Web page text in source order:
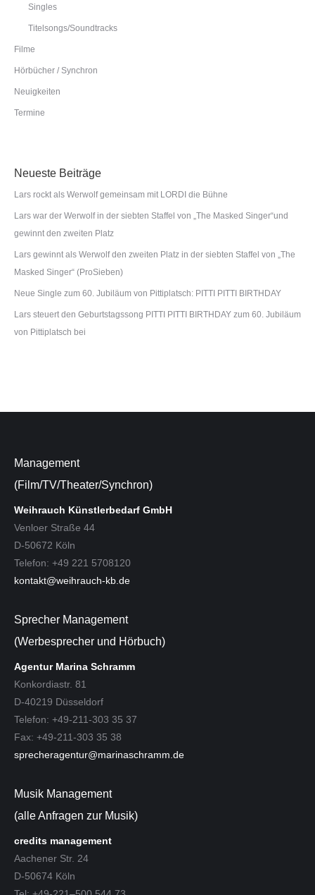
Singles
Titelsongs/Soundtracks
Filme
Hörbücher / Synchron
Neuigkeiten
Termine
Neueste Beiträge
Lars rockt als Werwolf gemeinsam mit LORDI die Bühne
Lars war der Werwolf in der siebten Staffel von „The Masked Singer“und
gewinnt den zweiten Platz
Lars gewinnt als Werwolf den zweiten Platz in der siebten Staffel von „The
Masked Singer“ (ProSieben)
Neue Single zum 60. Jubiläum von Pittiplatsch: PITTI PITTI BIRTHDAY
Lars steuert den Geburtstagssong PITTI PITTI BIRTHDAY zum 60. Jubiläum
von Pittiplatsch bei
Management
(Film/TV/Theater/Synchron)
Weihrauch Künstlerbedarf GmbH
Venloer Straße 44
D-50672 Köln
Telefon: +49 221 5708120
kontakt@weihrauch-kb.de
Sprecher Management
(Werbesprecher und Hörbuch)
Agentur Marina Schramm
Konkordiastr. 81
D-40219 Düsseldorf
Telefon: +49-211-303 35 37
Fax: +49-211-303 35 38
sprecheragentur@marinaschramm.de
Musik Management
(alle Anfragen zur Musik)
credits management
Aachener Str. 24
D-50674 Köln